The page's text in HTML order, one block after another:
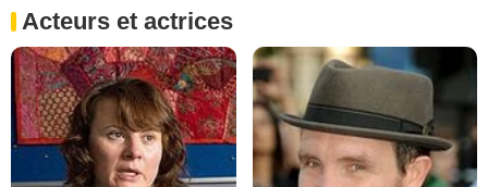
Acteurs et actrices